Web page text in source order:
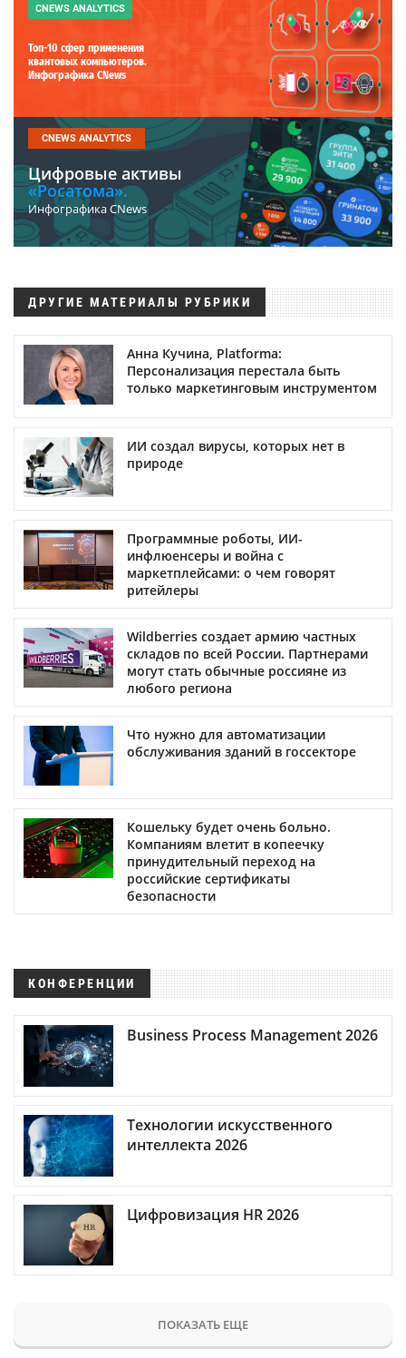
CNEWS ANALYTICS
Топ-10 сфер применения
квантовых компьютеров.
Инфографика CNews
CNEWS ANALYTICS
Цифровые активы
«Росатома».
Инфографика CNews
ДРУГИЕ МАТЕРИАЛЫ РУБРИКИ
Анна Кучина, Platforma:
Персонализация перестала быть
только маркетинговым инструментом
ИИ создал вирусы, которых нет в
природе
Программные роботы, ИИ-
инфлюенсеры и война с
маркетплейсами: о чем говорят
ритейлеры
Wildberries создает армию частных
складов по всей России. Партнерами
могут стать обычные россияне из
любого региона
Что нужно для автоматизации
обслуживания зданий в госсекторе
Кошельку будет очень больно.
Компаниям влетит в копеечку
принудительный переход на
российские сертификаты
безопасности
КОНФЕРЕНЦИИ
Business Process Management 2026
Технологии искусственного
интеллекта 2026
Цифровизация HR 2026
ПОКАЗАТЬ ЕЩЕ